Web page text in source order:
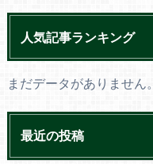
人気記事ランキング
まだデータがありません。
最近の投稿